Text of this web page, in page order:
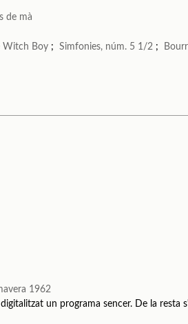
de mà
Witch Boy ;Simfonies, núm. 5 1/2 ;
1962
digitalitzat un programa sencer. De la resta